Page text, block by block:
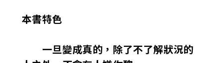
本書特色
一旦變成真的，除了不了解狀況的